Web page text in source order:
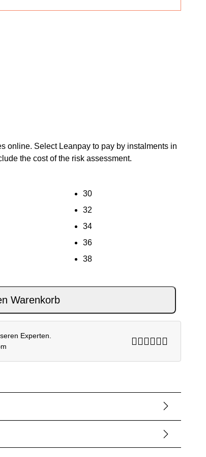
online. Select Leanpay to pay by instalments in
the cost of the risk assessment.
30
32
34
36
38
Warenkorb
Experten.